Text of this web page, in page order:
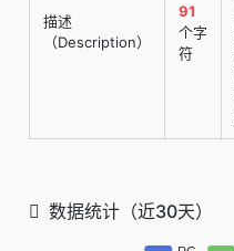
描述
（Description）
91
个字
符
数据统计（近30天）